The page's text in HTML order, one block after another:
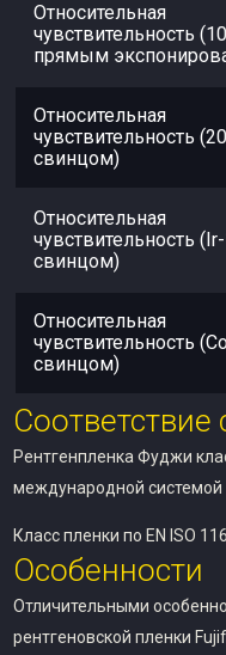
Относительная
чувствительность
прямым
Относительная
чувствительность
свинцом)
Относительная
чувствительность
свинцом)
Относительная
чувствительность
свинцом)
Соответствие
Рентгенпленка Фуджи
международной системой
Класс пленки по EN ISO
Особенности
Отличительными
рентгеновской пленки